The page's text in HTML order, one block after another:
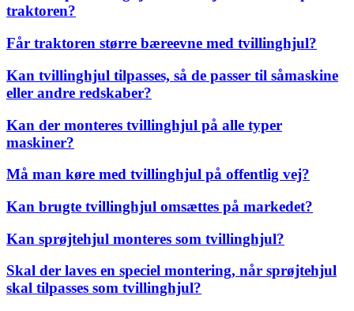
traktoren?
Får traktoren større bæreevne med tvillinghjul?
Kan tvillinghjul tilpasses, så de passer til såmaskine
eller andre redskaber?
Kan der monteres tvillinghjul på alle typer
maskiner?
Må man køre med tvillinghjul på offentlig vej?
Kan brugte tvillinghjul omsættes på markedet?
Kan sprøjtehjul monteres som tvillinghjul?
Skal der laves en speciel montering, når sprøjtehjul
skal tilpasses som tvillinghjul?